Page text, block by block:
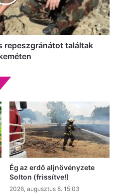
repeszgránátot találtak
Ég az erdő aljnövényzete
Solton (frissítve!)
2026, augusztus 8. 15:03